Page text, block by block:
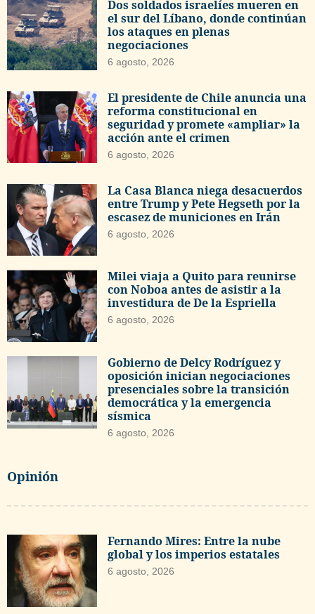
Dos soldados israelíes mueren en
el sur del Líbano, donde continúan
los ataques en plenas
negociaciones
6 agosto, 2026
El presidente de Chile anuncia una
reforma constitucional en
seguridad y promete «ampliar» la
acción ante el crimen
6 agosto, 2026
La Casa Blanca niega desacuerdos
entre Trump y Pete Hegseth por la
escasez de municiones en Irán
6 agosto, 2026
Milei viaja a Quito para reunirse
con Noboa antes de asistir a la
investidura de De la Espriella
6 agosto, 2026
Gobierno de Delcy Rodríguez y
oposición inician negociaciones
presenciales sobre la transición
democrática y la emergencia
sísmica
6 agosto, 2026
Opinión
Fernando Mires: Entre la nube
global y los imperios estatales
6 agosto, 2026